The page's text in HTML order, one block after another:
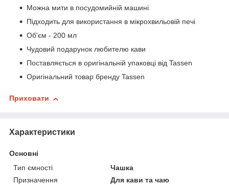
Можна мити в посудомийній машині
Підходить для використання в мікрохвильовій печі
Об'єм - 200 мл
Чудовий подарунок любителю кави
Поставляється в оригінальній упаковці від Tassen
Оригінальний товар бренду Tassen
Приховати
Характеристики
Основні
Тип ємності
Чашка
Призначення
Для кави та чаю